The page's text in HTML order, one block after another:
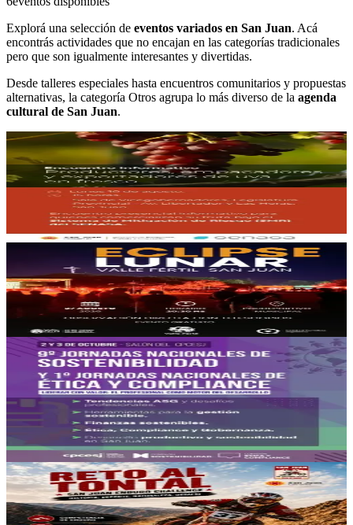
Explorá una selección de eventos variados en San Juan. Acá
encontrás actividades que no encajan en las categorías tradicionales
pero que son igualmente interesantes y divertidas.
Desde talleres especiales hasta encuentros comunitarios y propuestas
alternativas, la categoría Otros agrupa lo más diverso de la agenda
cultural de San Juan.
Legislatura Provincial
Encuentro Informativo - Productores, Empacadores
y Exportadores de Uva en Fresco
10/08/2026, 15:00 hsLun., 10 ago.,15:00 hs
118
4
Eclipse Lunar
27/08/2026, 20:30 hs Jue., 27 ago.,20:30 hs
22
2
CPCESJ
9° Jornadas Nacionales de Sostenibilidad y 1°
Jornadas Nacionales de Etica y Compliance
02/10/2026, 09:00 hsVie., 2 oct.,09:00 hs
+
fecha más
381
30
Dique Punta Negra
Reto al Tontal - San Juan Enduro Challenge